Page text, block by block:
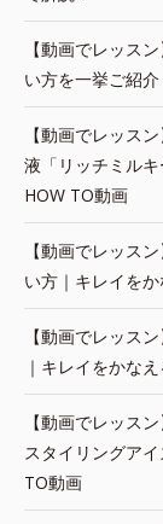
【動画でレッス
い方を一挙ご紹
【動画でレッス
液「リッチミル
HOW TO動画
【動画でレッス
い方｜キレイを
【動画でレッス
｜キレイをかな
【動画でレッス
スタイリングア
TO動画